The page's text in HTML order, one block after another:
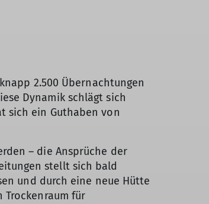
2.500 Übernachtungen
Dynamik schlägt sich
sich ein Guthaben von
– die Ansprüche der
stellt sich bald
und durch eine neue Hütte
Trockenraum für